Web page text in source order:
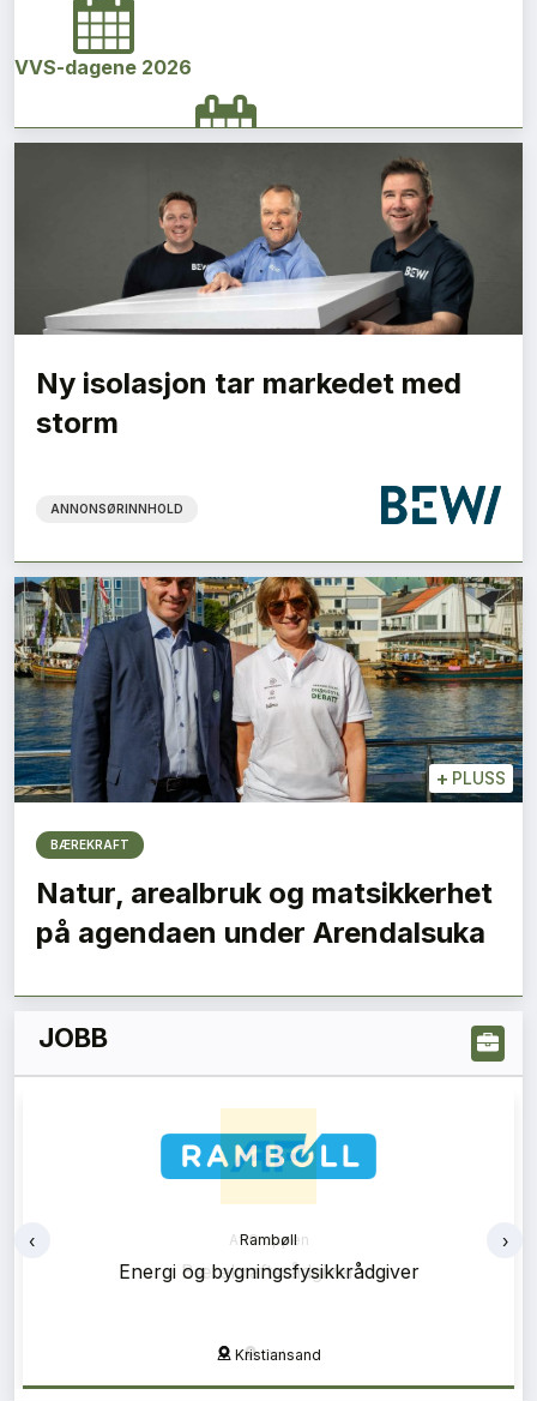
VVS-dagene 2026
Norges bygg- og eiendomskonferanse 2026
Vi Bygger Vestland 2026
Byggenæringens Klimakonferanse 2026
Ny isolasjon tar markedet med
storm
ANNONSØRINNHOLD
+ PLUSS
BÆREKRAFT
Natur, arealbruk og matsikkerhet
på agendaen under Arendalsuka
JOBB
Rambøll
Energi og bygningsfysikkrådgiver
Kristiansand
‹ ›